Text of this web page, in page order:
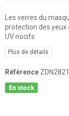
Les verres du
protection des yeux
UV nocifs
Plus de détails
Référence
En stock